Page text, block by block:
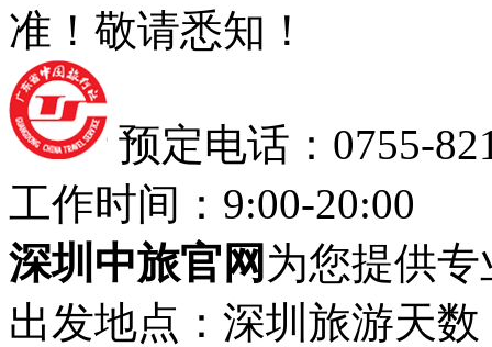
准！敬请悉知！
预定电话：0755-
工作时间：9:00-20:00
深圳中旅官网 为您提供
出发地点：深圳 旅游天数